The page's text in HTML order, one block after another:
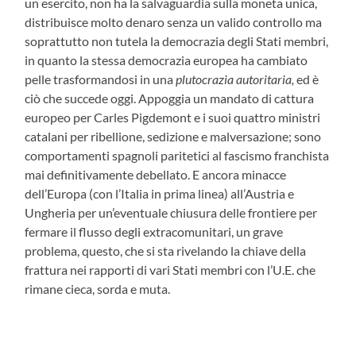
distribuisce molto denaro senza un valido controllo ma
soprattutto non tutela la democrazia degli Stati membri,
in quanto la stessa democrazia europea ha cambiato
pelle trasformandosi in una plutocrazia autoritaria,ed è
ciò che succede oggi. Appoggia un mandato di cattura
europeo per Carles Pigdemont e i suoi quattro ministri
catalani per ribellione, sedizione e malversazione; sono
comportamenti spagnoli paritetici al fascismo franchista
mai definitivamente debellato. E ancora minacce
dell’Europa (con l’Italia in prima linea) all’Austria e
Ungheria per un’eventuale chiusura delle frontiere per
fermare il flusso degli extracomunitari, un grave
problema, questo, che si sta rivelando la chiave della
frattura nei rapporti di vari Stati membri con l’U.E. che
rimane cieca, sorda e muta.